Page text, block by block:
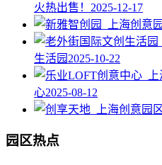
火热出售！ 2025-12-17
生活园 2025-10-22
心2025-08-12
园区热点